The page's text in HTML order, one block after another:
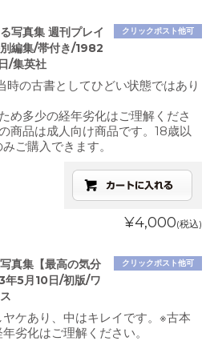
クリックポスト他可
写真集 週刊プレイ
編集/帯付き/1982
/集英社
時の古書としてひどい状態ではあり
め多少の経年劣化はご理解くださ
商品は成人向け商品です。18歳以
ご購入できます。
¥4,000(税込)
クリックポスト他可
真集【最高の気分
年5月10日/初版/ワ
ケあり、中はキレイです。※古本
劣化はご理解ください。